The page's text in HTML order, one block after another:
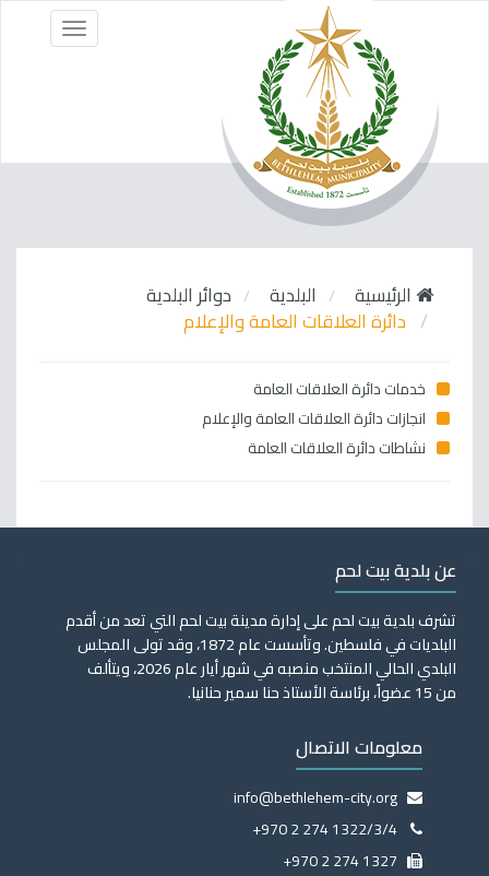
Menu
الرئيسية البلدية دوائر البلدية
دائرة العلاقات العامة والإعلام
خدمات دائرة العلاقات العامة
انجازات دائرة العلاقات العامة والإعلام
نشاطات دائرة العلاقات العامة
عن بلدية بيت لحم
تشرف بلدية بيت لحم على إدارة مدينة بيت لحم التي تعد من أقدم
البلديات في فلسطين. وتأسست عام 1872، وقد تولى المجلس
البلدي الحالي المنتخب منصبه في شهر أيار عام 2026، ويتألف
من 15 عضواً، برئاسة الأستاذ حنا سمير حنانيا.
معلومات الاتصال
info@bethlehem-city.org
+970 2 274 1322/3/4
+970 2 274 1327